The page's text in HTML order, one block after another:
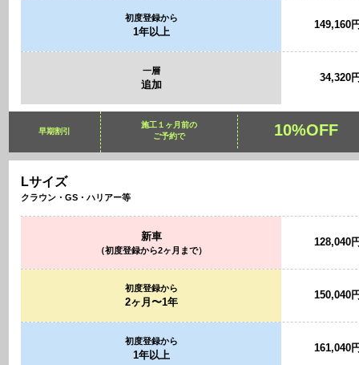
初度登録から
1年以上
149,160
一層
追加
34,320
早期割引
施工１ヶ月前の
ご予約で
10%OFF
Lサイズ
クラウン・GS・ハリアー等
新車
（初度登録から2ヶ月まで）
128,040
初度登録から
2ヶ月〜1年
150,040
初度登録から
1年以上
161,040